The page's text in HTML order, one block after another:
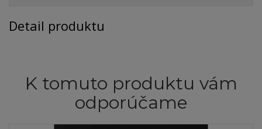
Detail produktu
K tomuto produktu vám
odporúčame